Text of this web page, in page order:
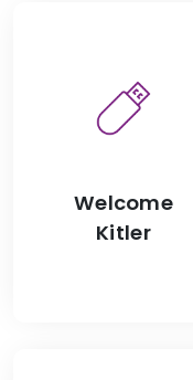
Welcome
Kitler